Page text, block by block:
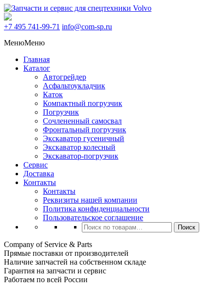
+7 495 741-99-71 info@com-sp.ru
МенюМеню
Главная
Каталог
Автогрейдер
Асфальтоукладчик
Каток
Компактный погрузчик
Погрузчик
Сочлененный самосвал
Фронтальный погрузчик
Экскаватор гусеничный
Экскаватор колесный
Экскаватор-погрузчик
Сервис
Доставка
Контакты
Контакты
Реквизиты нашей компании
Политика конфиденциальности
Пользовательское соглашение
Искать:
Поиск
Company of Service & Parts
Прямые поставки от производителей
Наличие запчастей на собственном складе
Гарантия на запчасти и сервис
Работаем по всей России